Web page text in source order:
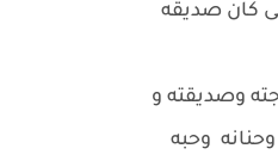
كان صديقه
وصديقته و
وحنانه وحبه